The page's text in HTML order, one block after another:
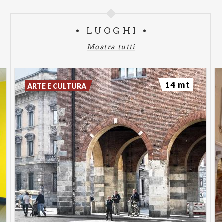
Il Festival delle Storie è realizzato con il
(Associazione Italiana Biblioteche).
LUOGHI
Mostra tutti
ARTE E CULTURA 14 mt